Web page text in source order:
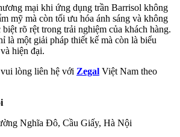
mại khi ứng dụng trần Barrisol không
mỹ mà còn tối ưu hóa ánh sáng và không
rõ rệt trong trải nghiệm của khách hàng.
là một giải pháp thiết kế mà còn là biểu
hiện đại.
lòng liên hệ với Zegal Việt Nam theo
Nghĩa Đô, Cầu Giấy, Hà Nội